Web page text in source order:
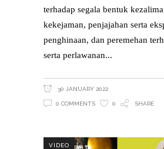
terhadap segala bentuk
kekejaman, penjajahan serta
penghinaan, dan peremehan
serta perlawanan
30 JANUARY 2022
0 COMMENTS 0 SHARE
VIDEO